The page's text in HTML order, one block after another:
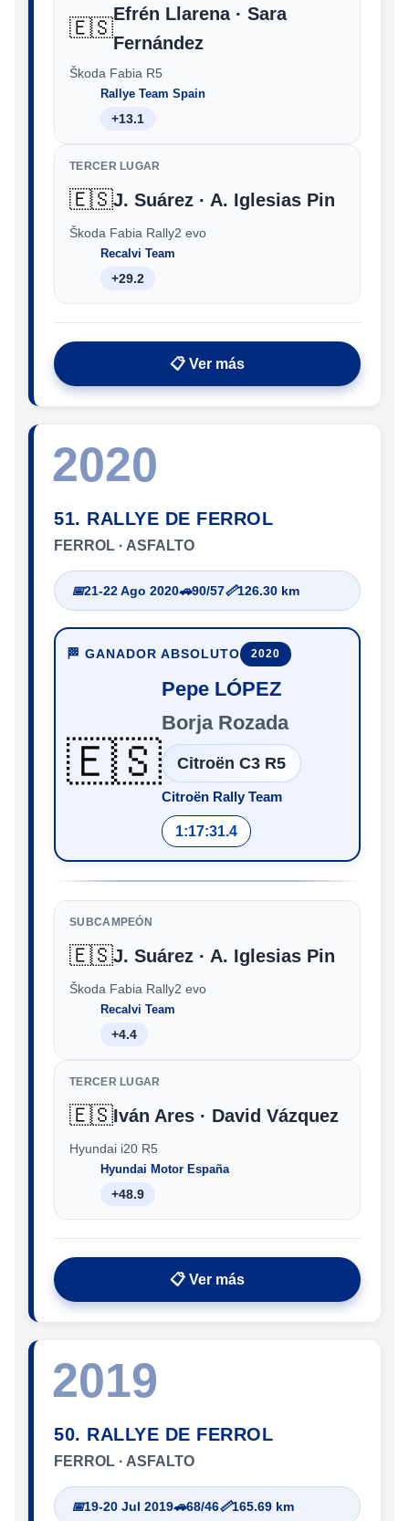
🇪🇸
Efrén Llarena · Sara
Fernández
Škoda Fabia R5
Rallye Team Spain
+13.1
TERCER LUGAR
🇪🇸J. Suárez · A. Iglesias Pin
Škoda Fabia Rally2 evo
Recalvi Team
+29.2
📋 Ver más
2020
51. RALLYE DE FERROL
FERROL · ASFALTO
📅21-22 Ago 2020🚗90/57📏126.30 km
🏁 GANADOR ABSOLUTO 2020
🇪🇸
Pepe LÓPEZ
Borja Rozada
Citroën C3 R5
Citroën Rally Team
1:17:31.4
SUBCAMPEÓN
🇪🇸J. Suárez · A. Iglesias Pin
Škoda Fabia Rally2 evo
Recalvi Team
+4.4
TERCER LUGAR
🇪🇸Iván Ares · David Vázquez
Hyundai i20 R5
Hyundai Motor España
+48.9
📋 Ver más
2019
50. RALLYE DE FERROL
FERROL · ASFALTO
📅19-20 Jul 2019🚗68/46📏165.69 km